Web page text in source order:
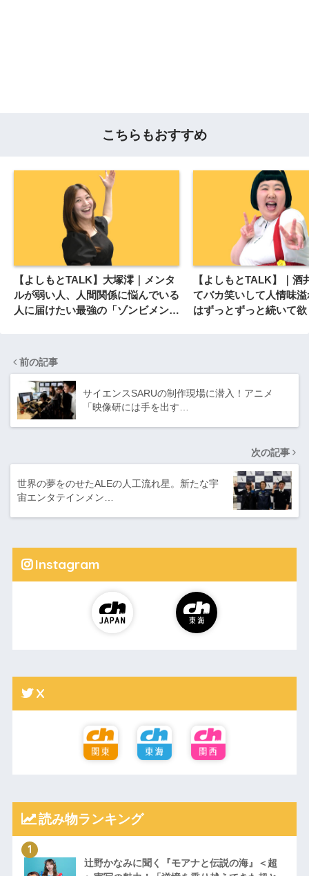
こちらもおすすめ
【よしもとTALK】大塚澪｜メンタ
ルが弱い人、人間関係に悩んでいる
人に届けたい最強の「ゾンビメンタ
【よしもとTALK】｜酒
てバカ笑いして人情味
はずっとずっと続いて
前の記事
サイエンスSARUの制作現場に潜入！アニメ
「映像研には手を出す…
次の記事
世界の夢をのせたALEの人工流れ星。新たな宇
宙エンタテインメン…
Instagram
X
読み物ランキング
辻野かなみに聞く『モアナと伝説の海』＜超